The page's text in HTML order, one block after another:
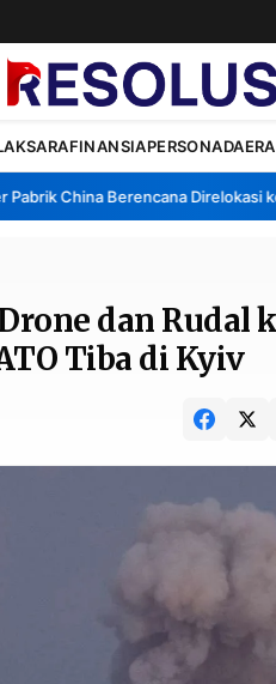
AKSARAFINANSIAPERSONA
China Berencana Direlokasi ke
dan Rudal
Tiba di Kyiv